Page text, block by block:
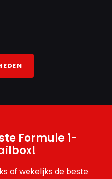
Formule 1-
of wekelijks de beste